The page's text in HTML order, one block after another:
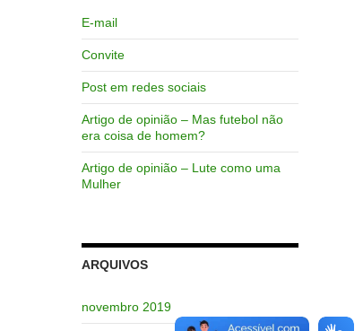
E-mail
Convite
Post em redes sociais
Artigo de opinião – Mas futebol não
era coisa de homem?
Artigo de opinião – Lute como uma
Mulher
ARQUIVOS
novembro 2019